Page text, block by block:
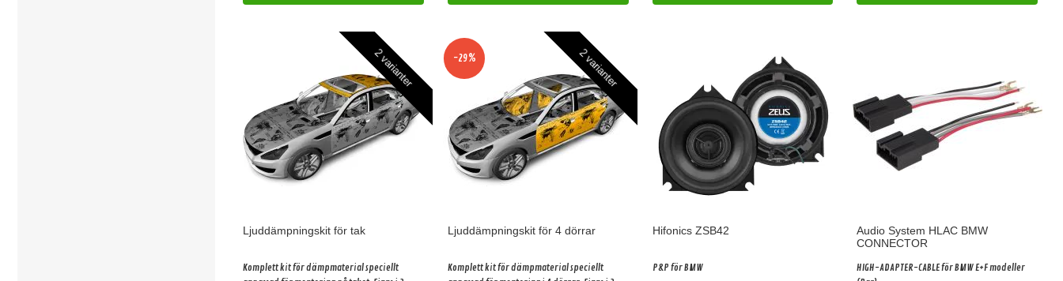
2 varianter
Ljuddämpningskit för tak
Komplett kit för dämpmaterial speciellt
2 varianter
-29%
Ljuddämpningskit för 4 dörrar
Komplett kit för dämpmaterial speciellt
Hifonics ZSB42
P&P för BMW
Audio System HLAC BMW
CONNECTOR
HIGH-ADAPTER-CABLE för BMW E+F modeller